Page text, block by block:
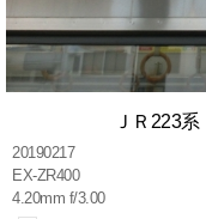
ＪＲ223
20190217
EX-ZR400
4.20mm f/3.00